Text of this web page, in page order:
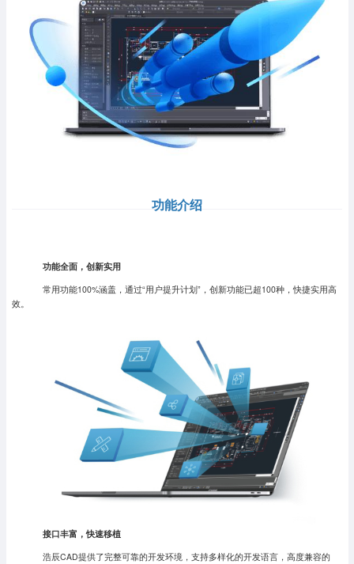
功能介绍
功能全面，创新实用
常用功能100%涵盖，通过“用户提升计划”，创新功能已超100种，快捷实用高
效。
接口丰富，快速移植
浩辰CAD提供了完整可靠的开发环境，支持多样化的开发语言，高度兼容的